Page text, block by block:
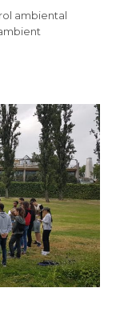
ambiental